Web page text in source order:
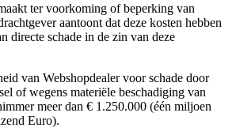
ter voorkoming of beperking van
aantoont dat deze kosten hebben
directe schade in de zin van deze
van Webshopdealer voor schade door
of wegens materiële beschadiging van
meer dan € 1.250.000 (één miljoen
Euro).